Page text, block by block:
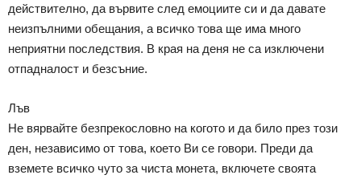
действително, да вървите след емоциите си и да давате
неизпълними обещания, а всичко това ще има много
неприятни последствия. В края на деня не са изключени
отпадналост и безсъние.
Лъв
Не вярвайте безпрекословно на когото и да било през този
ден, независимо от това, което Ви се говори. Преди да
вземете всичко чуто за чиста монета, включете своята